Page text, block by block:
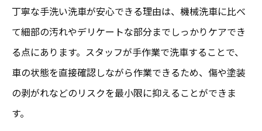
丁寧な手洗い洗車が安心できる理由は、機械洗車に比べ
て細部の汚れやデリケートな部分までしっかりケアでき
る点にあります。スタッフが手作業で洗車することで、
車の状態を直接確認しながら作業できるため、傷や塗装
の剥がれなどのリスクを最小限に抑えることができま
す。